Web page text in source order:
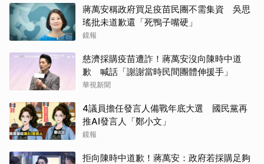
蔣萬安稱政府買足疫苗民團不需集資 吳思
瑤批未道歉還「死鴨子嘴硬」
鏡報
慈濟採購疫苗遭詐！蔣萬安沒向陳時中道
歉 喊話「謝謝當時民間團體伸援手」
華視新聞
4議員擔任發言人備戰年底大選 國民黨再
推AI發言人「鄭小文」
鏡報
拒向陳時中道歉！蔣萬安：政府若採購足夠